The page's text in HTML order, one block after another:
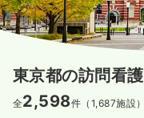
東京都の訪問看護
全2,598件（1,687施設）